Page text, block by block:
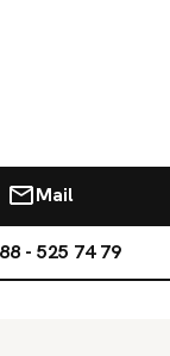
Mail
- 525 74 79